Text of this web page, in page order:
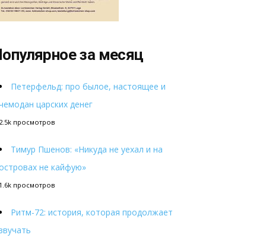
за месяц
Петерфельд: про былое, настоящее и
царских денег
просмотров
Тимур Пшенов: «Никуда не уехал и на
не кайфую»
просмотров
Ритм-72: история, которая продолжает